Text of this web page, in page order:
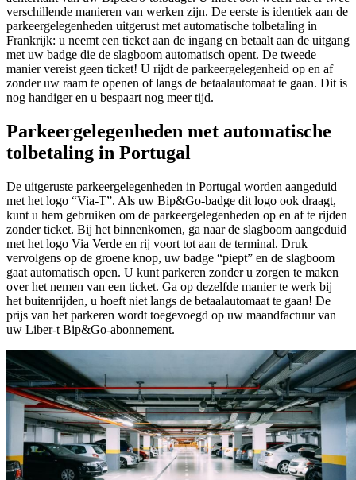
verschillende manieren van werken zijn. De eerste is identiek aan de
parkeergelegenheden uitgerust met automatische tolbetaling in
Frankrijk: u neemt een ticket aan de ingang en betaalt aan de uitgang
met uw badge die de slagboom automatisch opent. De tweede
manier vereist geen ticket! U rijdt de parkeergelegenheid op en af
zonder uw raam te openen of langs de betaalautomaat te gaan. Dit is
nog handiger en u bespaart nog meer tijd.
Parkeergelegenheden met automatische
tolbetaling in Portugal
De uitgeruste parkeergelegenheden in Portugal worden aangeduid
met het logo “Via-T”. Als uw Bip&Go-badge dit logo ook draagt,
kunt u hem gebruiken om de parkeergelegenheden op en af te rijden
zonder ticket. Bij het binnenkomen, ga naar de slagboom aangeduid
met het logo Via Verde en rij voort tot aan de terminal. Druk
vervolgens op de groene knop, uw badge “piept” en de slagboom
gaat automatisch open. U kunt parkeren zonder u zorgen te maken
over het nemen van een ticket. Ga op dezelfde manier te werk bij
het buitenrijden, u hoeft niet langs de betaalautomaat te gaan! De
prijs van het parkeren wordt toegevoegd op uw maandfactuur van
uw Liber-t Bip&Go-abonnement.